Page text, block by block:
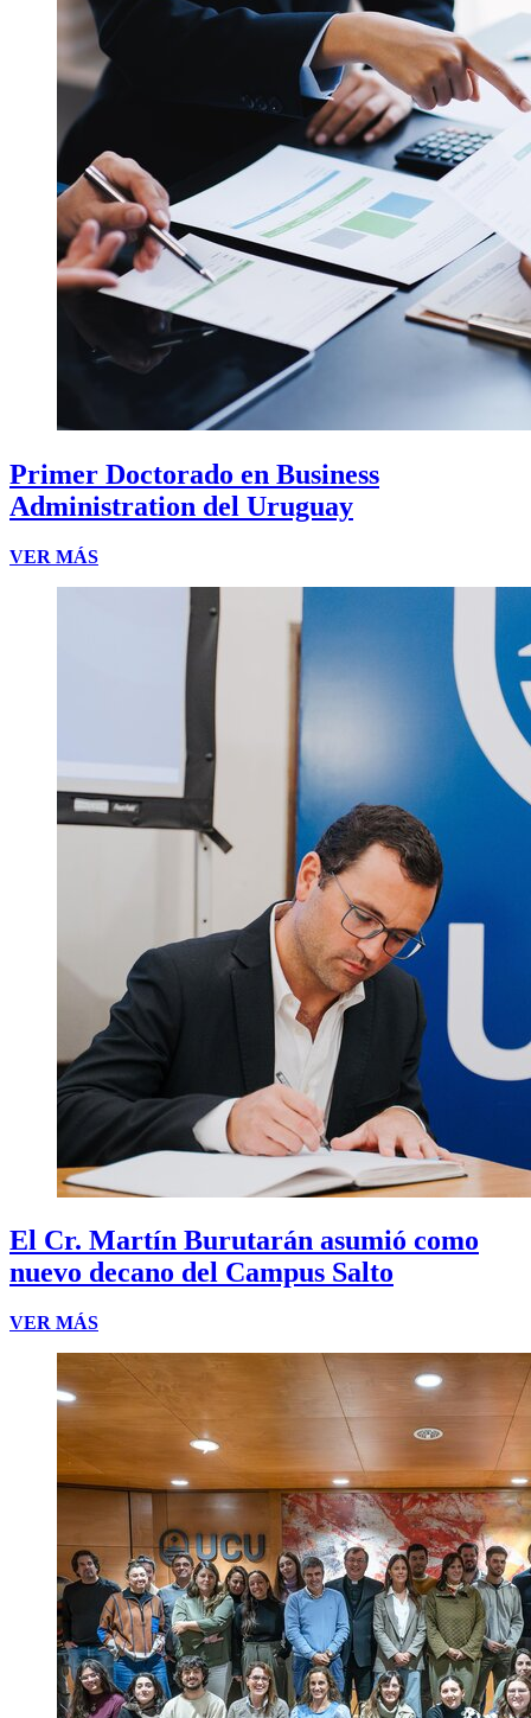
Primer Doctorado en Business
Administration del Uruguay
VER MÁS
El Cr. Martín Burutarán asumió como
nuevo decano del Campus Salto
VER MÁS